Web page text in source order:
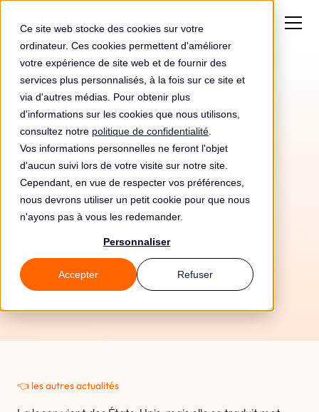
Ce site web stocke des cookies sur votre
ordinateur. Ces cookies permettent d'améliorer
votre expérience de site web et de fournir des
services plus personnalisés, à la fois sur ce site et
via d'autres médias. Pour obtenir plus
d'informations sur les cookies que nous utilisons,
consultez notre politique de confidentialité
Vos informations personnelles ne feront l'objet
d'aucun suivi lors de votre visite sur notre site.
Cependant, en vue de respecter vos préférences,
nous devrons utiliser un petit cookie pour que nous
n'ayons pas à vous les redemander.
Personnaliser
Accepter Refuser
9/5/26
👈 les autres actualités